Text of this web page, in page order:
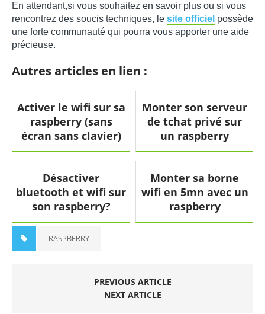
En attendant,si vous souhaitez en savoir plus ou si vous
rencontrez des soucis techniques, le site officiel possède
une forte communauté qui pourra vous apporter une aide
précieuse.
Autres articles en lien :
Activer le wifi sur sa
raspberry (sans
écran sans clavier)
Monter son serveur
de tchat privé sur
un raspberry
Désactiver
bluetooth et wifi sur
son raspberry?
Monter sa borne
wifi en 5mn avec un
raspberry
RASPBERRY
PREVIOUS ARTICLE
NEXT ARTICLE